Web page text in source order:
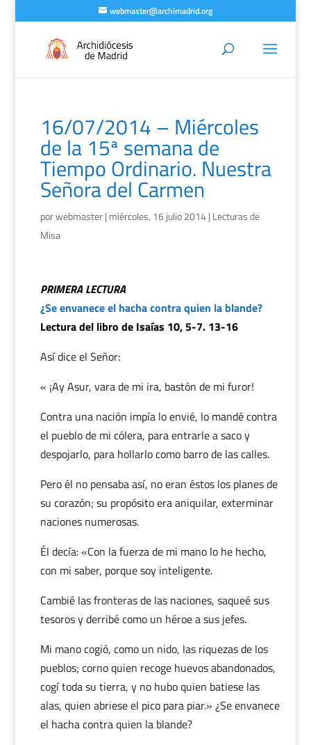
webmaster@archimadrid.org
16/07/2014 – Miércoles
de la 15ª semana de
Tiempo Ordinario. Nuestra
Señora del Carmen
porwebmaster| miércoles, 16 julio 2014| Lecturas de
Misa
PRIMERA LECTURA
¿Se envanece el hacha contra quien la blande?
Lectura del libro de Isaías 10, 5-7. 13-16
Así dice el Señor:
« ¡Ay Asur, vara de mi ira, bastón de mi furor!
Contra una nación impía lo envié, lo mandé contra
el pueblo de mi cólera, para entrarle a saco y
despojarlo, para hollarlo como barro de las calles.
Pero él no pensaba así, no eran éstos los planes de
su corazón; su propósito era aniquilar, exterminar
naciones numerosas.
Él decía: «Con la fuerza de mi mano lo he hecho,
con mi saber, porque soy inteligente.
Cambié las fronteras de las naciones, saqueé sus
tesoros y derribé como un héroe a sus jefes.
Mi mano cogió, como un nido, las riquezas de los
pueblos; corno quien recoge huevos abandonados,
cogí toda su tierra, y no hubo quien batiese las
alas, quien abriese el pico para piar.» ¿Se envanece
el hacha contra quien la blande?